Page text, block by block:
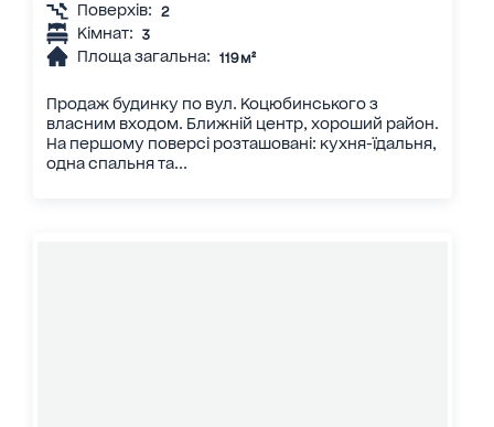
Поверхів: 2
Кімнат: 3
Площа загальна: 119 м²
Продаж будинку по вул. Коцюбинського з
власним входом. Ближній центр, хороший район.
На першому поверсі розташовані: кухня-їдальня,
одна спальня та...